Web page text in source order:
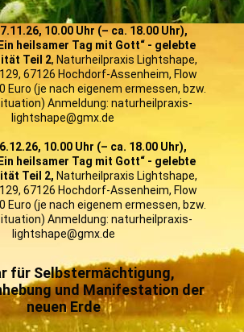
10.00 Uhr (– ca. 18.00 Uhr),
heilsamer Tag mit Gott“ - gelebte
Teil 2, Naturheilpraxis Lightshape,
67126 Hochdorf-Assenheim, Flow
Euro (je nach eigenem ermessen, bzw.
Anmeldung: naturheilpraxis-
lightshape@gmx.de
10.00 Uhr (– ca. 18.00 Uhr),
heilsamer Tag mit Gott“ - gelebte
Teil 2, Naturheilpraxis Lightshape,
67126 Hochdorf-Assenheim, Flow
Euro (je nach eigenem ermessen, bzw.
Anmeldung: naturheilpraxis-
lightshape@gmx.de
für Selbstermächtigung,
und Manifestation der
neuen Erde